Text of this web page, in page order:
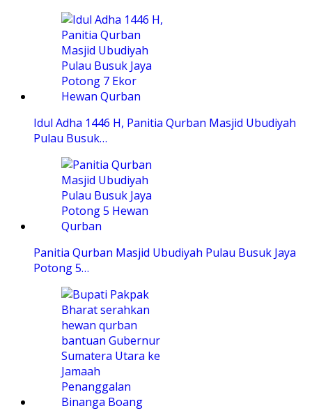
Idul Adha 1446 H, Panitia Qurban Masjid Ubudiyah
Pulau Busuk…
Panitia Qurban Masjid Ubudiyah Pulau Busuk Jaya
Potong 5…